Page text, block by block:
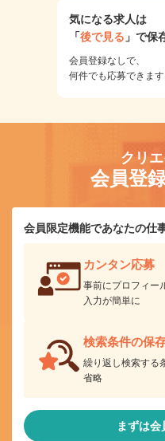
気になる求人は
「後で見る 」で保
会員登録なしで、
何件でも応募できます
クリ
会員登
会員限定機能であなたの仕
カンタン応募
事前にプロフィー
入力が簡単に
検索条件の保
繰り返し検索する
省略
まずは会